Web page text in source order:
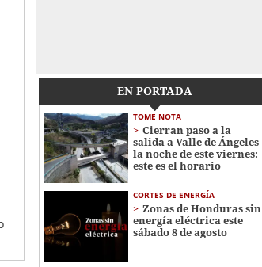
EN PORTADA
TOME NOTA
Cierran paso a la
salida a Valle de Ángeles
la noche de este viernes:
este es el horario
CORTES DE ENERGÍA
Zonas de Honduras sin
energía eléctrica este
sábado 8 de agosto